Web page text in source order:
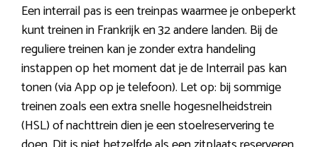
Een interrail pas is een treinpas waarmee je onbeperkt
kunt treinen in Frankrijk en 32 andere landen. Bij de
reguliere treinen kan je zonder extra handeling
instappen op het moment dat je de Interrail pas kan
tonen (via App op je telefoon). Let op: bij sommige
treinen zoals een extra snelle hogesnelheidstrein
(HSL) of nachttrein dien je een stoelreservering te